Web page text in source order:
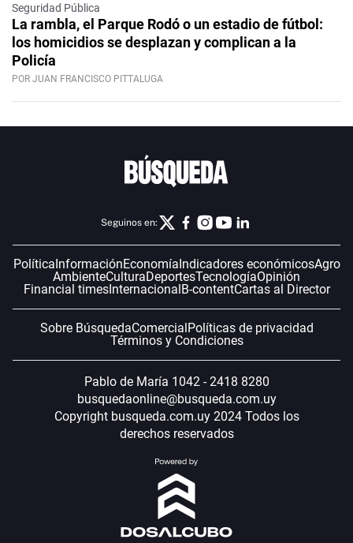
Seguridad Pública
La rambla, el Parque Rodó o un estadio de fútbol:
los homicidios se desplazan y complican a la
Policía
POR JUAN FRANCISCO PITTALUGA
Seguinos en:
Política InformaciónEconomía Indicadores económicosAgro
AmbienteCulturaDeportesTecnologíaOpinión
Financial timesInternacional B-contentCartas al Director
Sobre BúsquedaComercial Políticas de privacidad
Términos y Condiciones
Pablo de María 1042 - 2418 8280
busquedaonline@busqueda.com.uy
Copyright busqueda.com.uy 2024 Todos los
derechos reservados